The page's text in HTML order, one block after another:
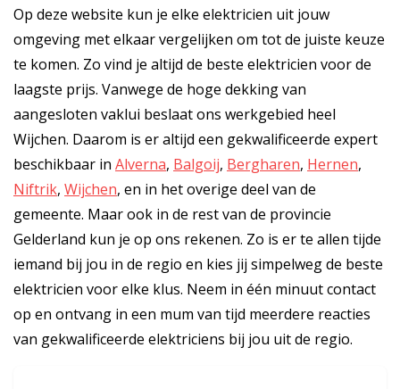
Op deze website kun je elke elektricien uit jouw
omgeving met elkaar vergelijken om tot de juiste keuze
te komen. Zo vind je altijd de beste elektricien voor de
laagste prijs. Vanwege de hoge dekking van
aangesloten vaklui beslaat ons werkgebied heel
Wijchen. Daarom is er altijd een gekwalificeerde expert
beschikbaar in Alverna, Balgoij, Bergharen, Hernen,
Niftrik, Wijchen, en in het overige deel van de
gemeente. Maar ook in de rest van de provincie
Gelderland kun je op ons rekenen. Zo is er te allen tijde
iemand bij jou in de regio en kies jij simpelweg de beste
elektricien voor elke klus. Neem in één minuut contact
op en ontvang in een mum van tijd meerdere reacties
van gekwalificeerde elektriciens bij jou uit de regio.